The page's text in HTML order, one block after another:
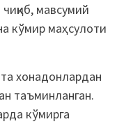
мавсумий
кўмир маҳсулоти
хонадонлардан
таъминланган.
кўмирга